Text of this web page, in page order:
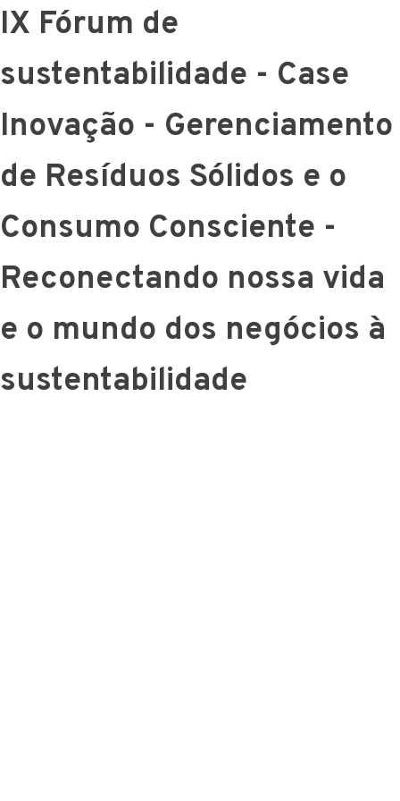
IX Fórum de
sustentabilidade - Case
Inovação - Gerenciamento
de Resíduos Sólidos e o
Consumo Consciente -
Reconectando nossa vida
e o mundo dos negócios à
sustentabilidade